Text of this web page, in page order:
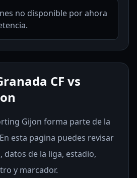
no disponible por ahora
CF vs
Gijon forma parte de la
esta pagina puedes revisar
datos de la liga, estadio,
y marcador.